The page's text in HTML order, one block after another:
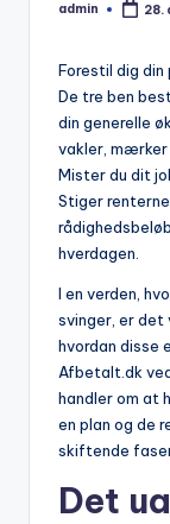
Posted
admin 28.
Forestil dig
De tre ben
din generelle
vakler, mærker
Mister du dit
Stiger
hverdagen.
I en verden,
svinger, er det
hvordan disse
Afbetalt.dk
handler om at
en plan og de
skiftende
Det